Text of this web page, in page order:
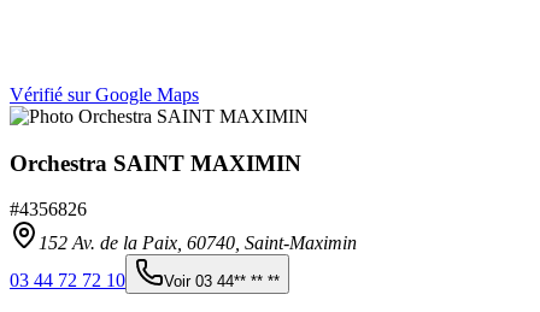
Vérifié sur Google Maps
Orchestra SAINT MAXIMIN
#4356826
152 Av. de la Paix, 60740 Saint-Maximin
03 44 72 72 10
Voir 03 44** ** **